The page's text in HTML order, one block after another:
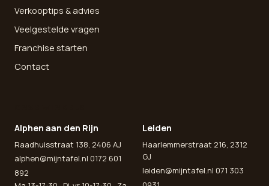
Verkooptips & advies
Veelgestelde vragen
Franchise starten
Contact
Alphen aan den Rijn
Raadhuisstraat 138, 2406 AJ
alphen@mijntafel.nl 0172 601
892
Leiden
Haarlemmerstraat 216, 2312
GJ
leiden@mijntafel.nl 071 303